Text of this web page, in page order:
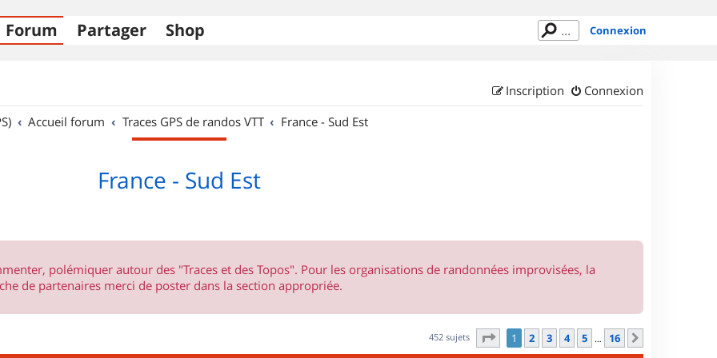
Forum Partager Shop Connexion
Connexion
Inscription
Accueil forum Traces GPS de randos VTT France - Sud Est
France - Sud Est
polémiquer autour des "Traces et des Topos". Pour les organisations de randonnées improvisées, la
de partenaires merci de poster dans la section appropriée.
452 sujets Page sur16
1 2 3 4 5 … 16